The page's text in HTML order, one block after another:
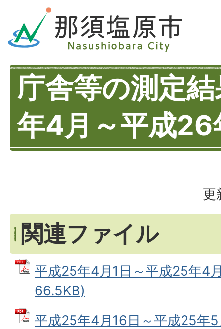
庁舎等の測定
年4月～平成
更
関連ファイル
平成25年4月1日～平成25年4
66.5KB)
平成25年4月16日～平成25年